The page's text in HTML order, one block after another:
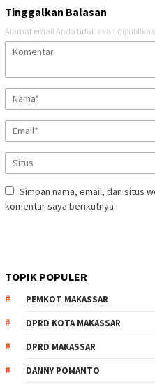
Tinggalkan Balasan
Alamat email Anda tidak akan
Simpan nama, email, dan situs
komentar saya berikutnya.
TOPIK POPULER
PEMKOT MAKASSAR
DPRD KOTA MAKASSAR
DPRD MAKASSAR
DANNY POMANTO